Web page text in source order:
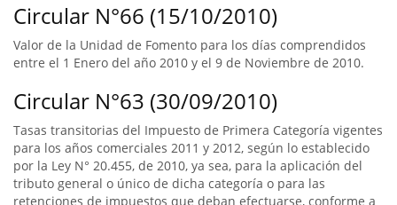
Circular N°66 (15/10/2010)
Valor de la Unidad de Fomento para los días comprendidos
entre el 1 Enero del año 2010 y el 9 de Noviembre de 2010.
Circular N°63 (30/09/2010)
Tasas transitorias del Impuesto de Primera Categoría vigentes
para los años comerciales 2011 y 2012, según lo establecido
por la Ley N° 20.455, de 2010, ya sea, para la aplicación del
tributo general o único de dicha categoría o para las
retenciones de impuestos que deban efectuarse, conforme a